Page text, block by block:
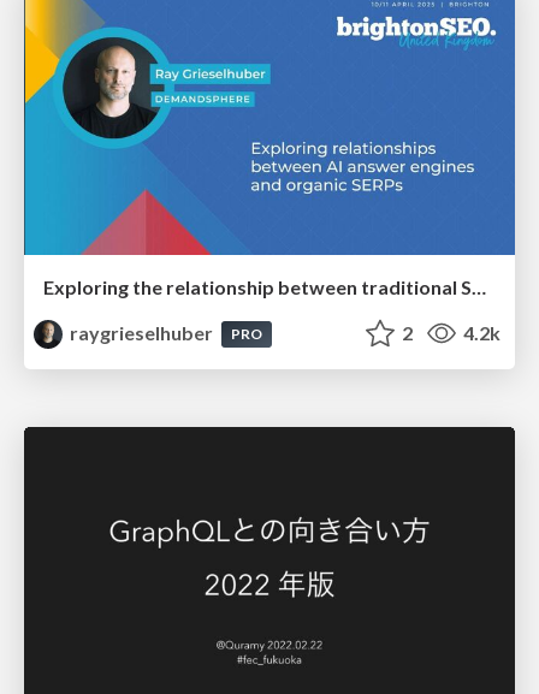
Exploring the relationship between traditional SERPs and Gen AI search
raygrieselhuber
PRO 2 4.2k